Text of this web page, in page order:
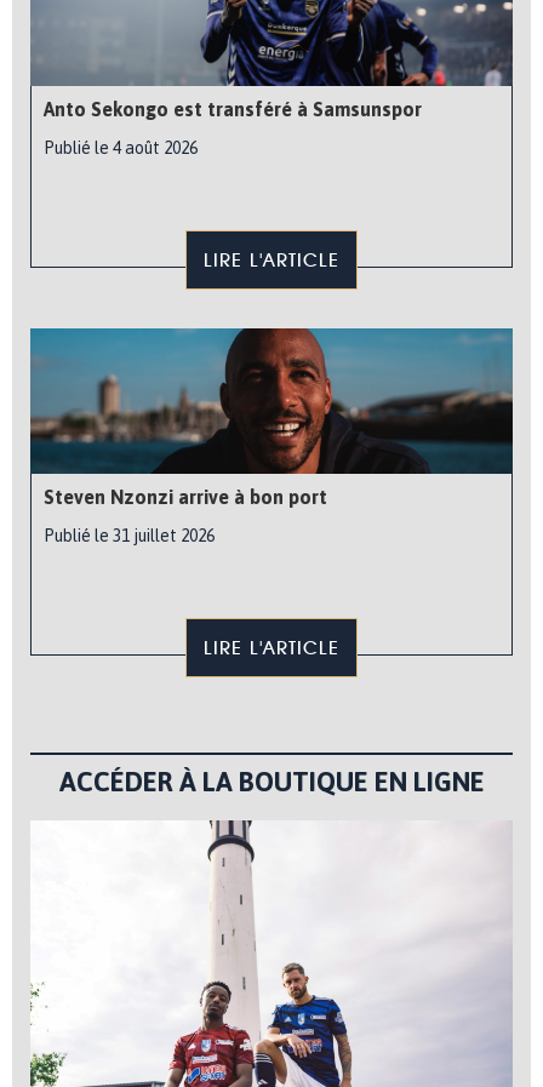
Anto Sekongo est transféré à Samsunspor
Publié le 4 août 2026
LIRE L'ARTICLE
Steven Nzonzi arrive à bon port
Publié le 31 juillet 2026
LIRE L'ARTICLE
ACCÉDER À LA BOUTIQUE EN LIGNE